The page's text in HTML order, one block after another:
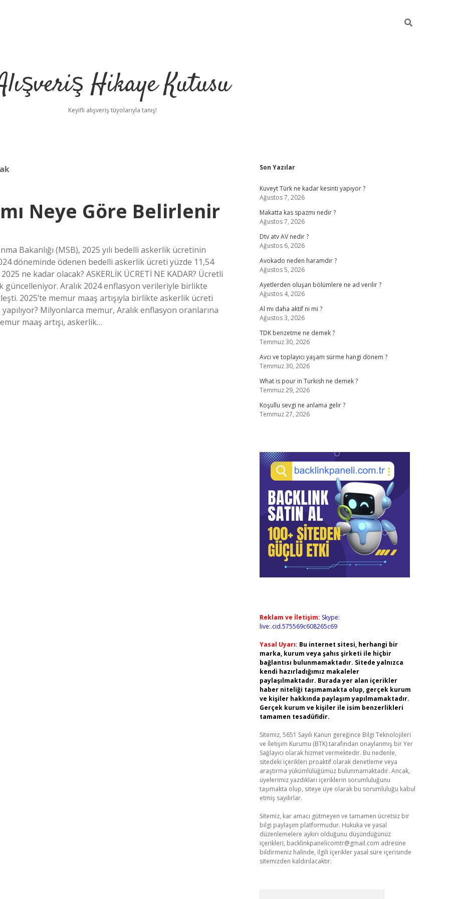
Hikaye Kutusu
Keyifli alışveriş tüyolarıyla tanış!
Neye Göre Belirlenir
Bakanlığı (MSB), 2025 yılı bedelli askerlik ücretinin
döneminde ödenen bedelli askerlik ücreti yüzde 11,54
ne kadar olacak? ASKERLİK ÜCRETİ NE KADAR? Ücretli
güncelleniyor. Aralık 2024 enflasyon verileriyle birlikte
2025’te memur maaş artışıyla birlikte askerlik ücreti
Milyonlarca memur, Aralık enflasyon oranlarına
maaş artışı, askerlik…
Sidebar
Son Yazılar
Kuveyt Türk ne kadar kesinti yapıyor ?
Ağustos 7, 2026
Makatta kas spazmı nedir ?
Ağustos 7, 2026
Dtv atv AV nedir ?
Ağustos 6, 2026
Avokado neden haramdır ?
Ağustos 5, 2026
Ayetlerden oluşan bölümlere ne ad verilir ?
Ağustos 4, 2026
Al mı daha aktif ni mi ?
Ağustos 3, 2026
TDK benzetme ne demek ?
Temmuz 30, 2026
Avcı ve toplayıcı yaşam sürme hangi dönem ?
Temmuz 30, 2026
What is pour in Turkish ne demek ?
Temmuz 29, 2026
Koşullu sevgi ne anlama gelir ?
Temmuz 27, 2026
Reklam ve İletişim: Skype:
live:.cid.575569c608265c69
Yasal Uyarı: Bu internet sitesi, herhangi bir
marka, kurum veya şahıs şirketi ile hiçbir
bağlantısı bulunmamaktadır. Sitede yalnızca
kendi hazırladığımız makaleler
paylaşılmaktadır. Burada yer alan içerikler
haber niteliği taşımamakta olup, gerçek kurum
ve kişiler hakkında paylaşım yapılmamaktadır.
Gerçek kurum ve kişiler ile isim benzerlikleri
tamamen tesadüfidir.
Sitemiz, 5651 Sayılı Kanun gereğince Bilgi Teknolojileri
ve İletişim Kurumu (BTK) tarafından onaylanmış bir Yer
Sağlayıcı olarak hizmet vermektedir. Bu nedenle,
sitedeki içerikleri proaktif olarak denetleme veya
araştırma yükümlülüğümüz bulunmamaktadır. Ancak,
üyelerimiz yazdıkları içeriklerin sorumluluğunu
taşımakta olup, siteye üye olarak bu sorumluluğu kabul
etmiş sayılırlar.
Sitemiz, kar amacı gütmeyen ve tamamen ücretsiz bir
bilgi paylaşım platformudur. Hukuka ve yasal
düzenlemelere aykırı olduğunu düşündüğünüz
içerikleri, backlinkpanelicomtr@gmail.com adresine
bildirmeniz halinde, ilgili içerikler yasal süre içerisinde
sitemizden kaldırılacaktır.